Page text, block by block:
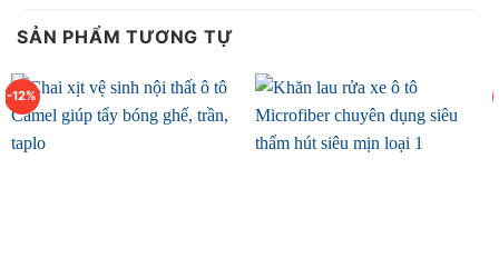
SẢN PHẨM TƯƠNG TỰ
-12%